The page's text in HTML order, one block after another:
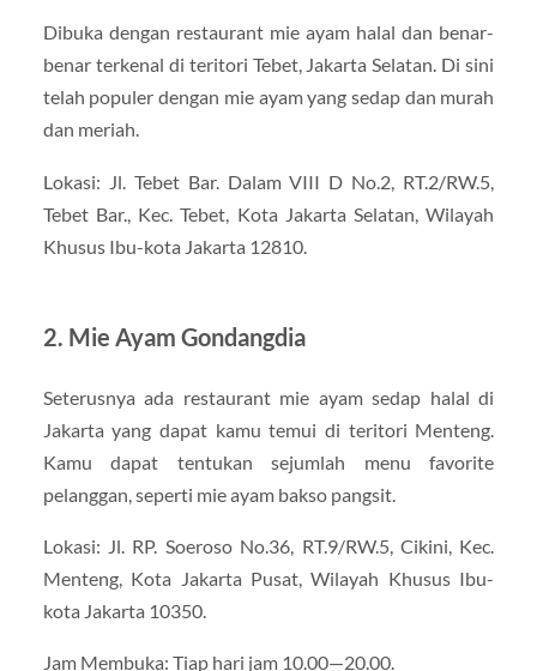
Dibuka dengan restaurant mie ayam halal dan benar-
benar terkenal di teritori Tebet, Jakarta Selatan. Di sini
telah populer dengan mie ayam yang sedap dan murah
dan meriah.
Lokasi: Jl. Tebet Bar. Dalam VIII D No.2, RT.2/RW.5,
Tebet Bar., Kec. Tebet, Kota Jakarta Selatan, Wilayah
Khusus Ibu-kota Jakarta 12810.
2. Mie Ayam Gondangdia
Seterusnya ada restaurant mie ayam sedap halal di
Jakarta yang dapat kamu temui di teritori Menteng.
Kamu dapat tentukan sejumlah menu favorite
pelanggan, seperti mie ayam bakso pangsit.
Lokasi: Jl. RP. Soeroso No.36, RT.9/RW.5, Cikini, Kec.
Menteng, Kota Jakarta Pusat, Wilayah Khusus Ibu-
kota Jakarta 10350.
Jam Membuka: Tiap hari jam 10.00—20.00.